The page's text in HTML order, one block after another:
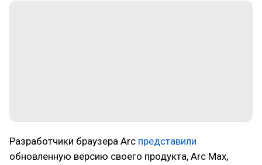
Разработчики браузера Arc представили
обновленную версию своего продукта, Arc Max,